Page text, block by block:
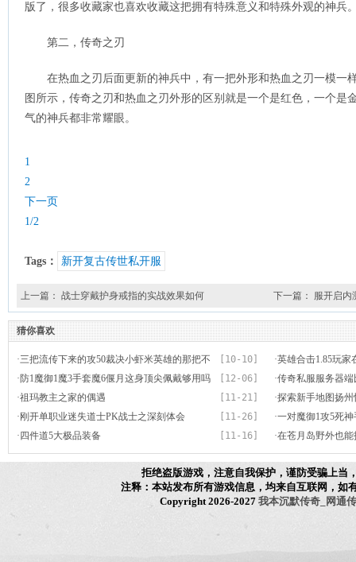
版了，很多收藏家也喜欢收藏这把拥有特殊意义和特殊外观的神兵
第二，传奇之刃
在热血之刃后面更新的神兵中，有一把外形和热血之刃一模
图所示，传奇之刃和热血之刃外形的区别就是一个是红色，一个是
气的神兵都非常耀眼。
1
2
下一页
1/2
Tags： 新开复古传世私开服
上一篇： 战士穿戴护身戒指的实战效果如何 下一篇： 服开启内
猜你喜欢
[10-10]
·三把流传下来的攻50裁决小虾米英雄的那把不
是最好
·英雄合击1.85玩家
[12-06]
· 防1魔御1魔3手套魔6偃月这身顶尖佩戴够用吗 ·传奇私服服务器
镯攻击26
[11-21]
·祖玛教主之家的偶遇 ·探索新手地图扬州
[11-26]
·刚开单职业迷失道士PK战士之深刻体会 ·一对魔御1攻5死
性真不少
[11-16]
· 四件道5大极品装备 ·在苍月岛野外也
拒绝盗版游戏，注意自我保护，谨防受骗上当
注释：本站发布所有游戏信息，均来自互联网，如
Copyright 2026-2027 我本沉默传奇_网通